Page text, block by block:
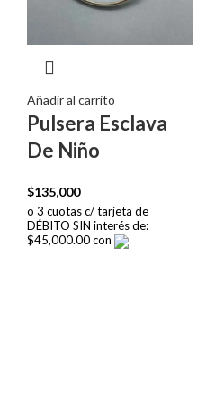
Añadir al carrito
Pulsera Esclava
De Niño
$135,000
o 3 cuotas c/ tarjeta de
DÉBITO SIN interés de:
$45,000.00 con